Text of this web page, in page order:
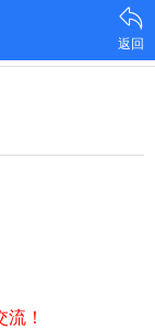
返回
！